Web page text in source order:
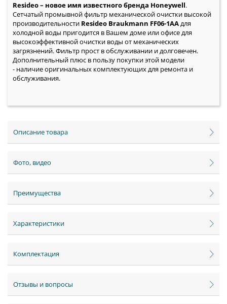
Resideo – новое имя известного бренда Honeywell.
Сетчатый промывной фильтр механической очистки высокой
производительности Resideo Braukmann FF06-1AAдля
холодной воды пригодится в Вашем доме или офисе для
высокоэффективной очистки воды от механических
загрязнений. Фильтр прост в обслуживании и долговечен.
Дополнительный плюс в пользу покупки этой модели
- наличие оригинальных комплектующих для ремонта и
обслуживания.
Описание товара
Фото, видео
Преимущества
Характеристики
Комплектация
Отзывы и вопросы